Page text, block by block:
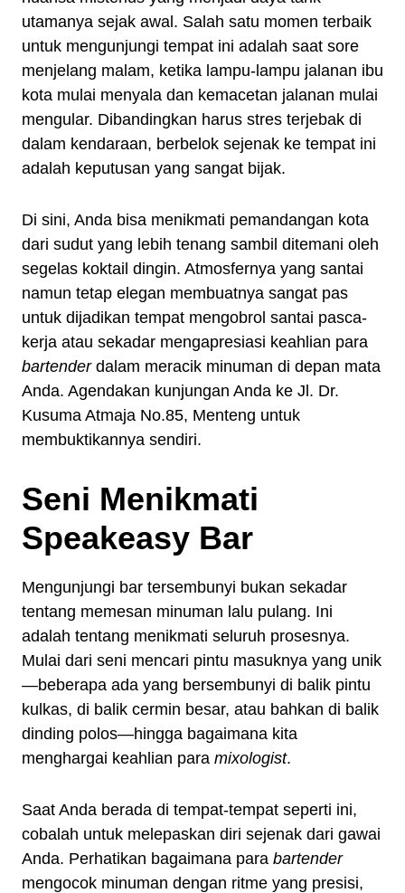
utamanya sejak awal. Salah satu momen terbaik
untuk mengunjungi tempat ini adalah saat sore
menjelang malam, ketika lampu-lampu jalanan ibu
kota mulai menyala dan kemacetan jalanan mulai
mengular. Dibandingkan harus stres terjebak di
dalam kendaraan, berbelok sejenak ke tempat ini
adalah keputusan yang sangat bijak.
Di sini, Anda bisa menikmati pemandangan kota
dari sudut yang lebih tenang sambil ditemani oleh
segelas koktail dingin. Atmosfernya yang santai
namun tetap elegan membuatnya sangat pas
untuk dijadikan tempat mengobrol santai pasca-
kerja atau sekadar mengapresiasi keahlian para
bartenderdalam meracik minuman di depan mata
Anda. Agendakan kunjungan Anda ke Jl. Dr.
Kusuma Atmaja No.85, Menteng untuk
membuktikannya sendiri.
Seni Menikmati
Speakeasy Bar
Mengunjungi bar tersembunyi bukan sekadar
tentang memesan minuman lalu pulang. Ini
adalah tentang menikmati seluruh prosesnya.
Mulai dari seni mencari pintu masuknya yang unik
—beberapa ada yang bersembunyi di balik pintu
kulkas, di balik cermin besar, atau bahkan di balik
dinding polos—hingga bagaimana kita
menghargai keahlian para mixologist.
Saat Anda berada di tempat-tempat seperti ini,
cobalah untuk melepaskan diri sejenak dari gawai
Anda. Perhatikan bagaimana para bartender
mengocok minuman dengan ritme yang presisi,